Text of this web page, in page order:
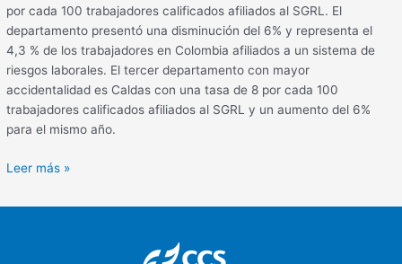
por cada 100 trabajadores calificados afiliados al SGRL. El
departamento presentó una disminución del 6% y representa el
4,3 % de los trabajadores en Colombia afiliados a un sistema de
riesgos laborales. El tercer departamento con mayor
accidentalidad es Caldas con una tasa de 8 por cada 100
trabajadores calificados afiliados al SGRL y un aumento del 6%
para el mismo año.
Leer más »